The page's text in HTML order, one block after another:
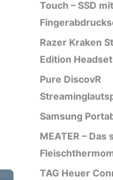
Touch – SSD mit
Razer Kraken
Edition Headset
Pure DiscovR
Samsung
MEATER – Das
TAG Heuer